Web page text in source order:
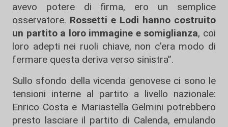
avevo potere di firma, ero un semplice
osservatore. Rossetti e Lodi hanno costruito
un partito a loro immagine e somiglianza, coi
loro adepti nei ruoli chiave, non c'era modo di
fermare questa deriva verso sinistra”.
Sullo sfondo della vicenda genovese ci sono le
tensioni interne al partito a livello nazionale:
Enrico Costa e Mariastella Gelmini potrebbero
presto lasciare il partito di Calenda, emulando